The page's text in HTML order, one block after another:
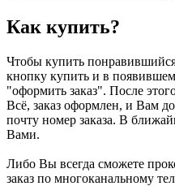
Как купить?
Чтобы купить
кнопку купить и в
"оформить заказ". После
Всё, заказ оформлен, и Вам
почту номер заказа. В
Вами.
Либо Вы всегда сможете
заказ по многоканальному